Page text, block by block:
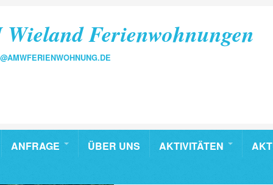
Ferienwohnungen
ANFRAGE ÜBER UNS AKTIVITÄTEN